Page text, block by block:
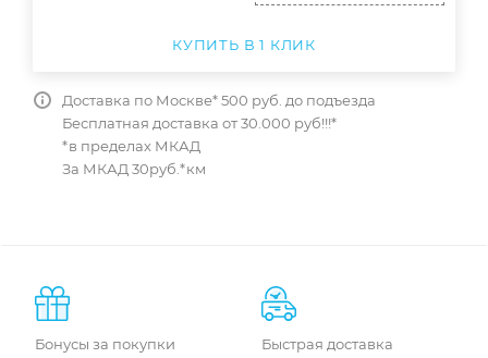
КУПИТЬ В 1 КЛИК
Доставка по Москве* 500 руб. до подъезда
Бесплатная доставка от 30.000 руб!!!*
*в пределах МКАД
За МКАД 30руб.*км
Бонусы за покупки
Быстрая доставка